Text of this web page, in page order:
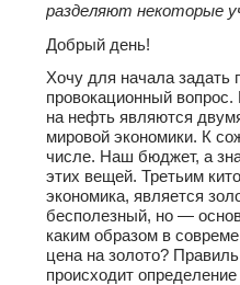
разделяют некоторые
Добрый день!
Хочу для начала задать
провокационный
на нефть являются
мировой экономики. К
числе. Наш бюджет, а
этих вещей. Третьим
экономика, является
бесполезный, но —
каким образом в
цена на золото?
происходит